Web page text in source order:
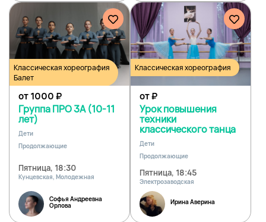
Классическая хореография
Балет
от 1000₽
Группа ПРО 3А (10-11
лет)
Дети
Продолжающие
Пятница, 18:30
Кунцевская, Молодежная
Софья Андреевна
Орлова
Классическая хореография
от₽
Урок повышения
техники
классического танца
Дети
Продолжающие
Пятница, 18:45
Электрозаводская
Ирина Аверина